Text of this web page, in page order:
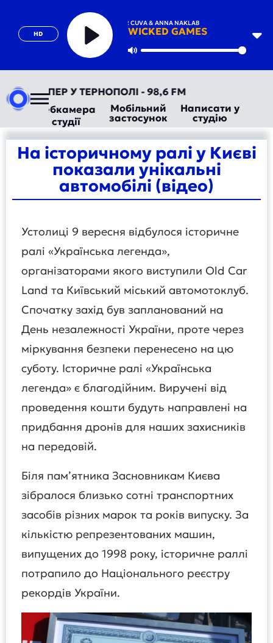
HD
PARRA FOR CUVA & ANNA NAKLAB
WICKED GAMES
Play
У ТЕРНОПОЛІ - 98,6 FM
Вебкамера
студії
Мобільний
застосунок
Написати у
студію
На історичному ралі у Києві
показали унікальні
автомобілі (відео)
Устолиці 9 вересня відбулося історичне
ралі «Українська легенда»,
організаторами якого виступили Old Car
Land та Київський міський автомотоклуб.
Спочатку захід був запланований на
День незалежності України, проте через
міркування безпеки перенесено на цю
суботу. Історичне ралі «Українська
легенда» є благодійним. Виручені від
проведення кошти будуть направлені на
придбання дронів для наших захисників
на передовій.
Біля пам’ятника Засновникам Києва
зібралося близько сотні транспортних
засобів різних марок та років випуску. За
кількістю репрезентованих машин,
випущених до 1998 року, історичне раллі
потрапило до Національного реєстру
рекордів України.